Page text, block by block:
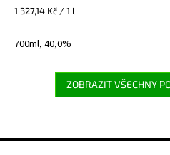
Měrná
1 327,14 Kč / 1 l
700ml, 40,0%
ZOBRAZIT VŠECHNY
Z